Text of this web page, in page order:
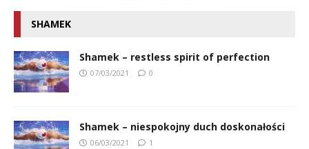
SHAMEK
Shamek – restless spirit of perfection
07/03/2021 0
Shamek – niespokojny duch doskonałości
06/03/2021 1